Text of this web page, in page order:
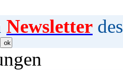
Newsletter